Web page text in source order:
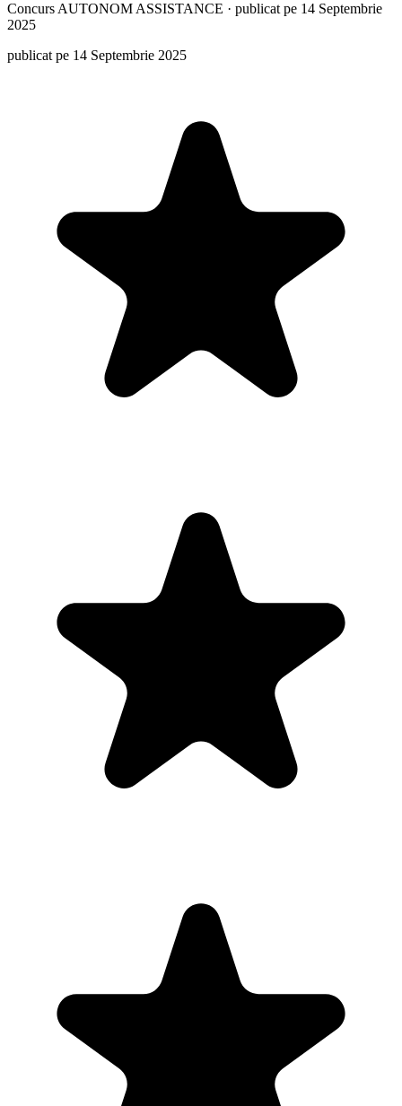
Concurs AUTONOM ASSISTANCE · publicat pe 14 Septembrie
2025
publicat pe 14 Septembrie 2025